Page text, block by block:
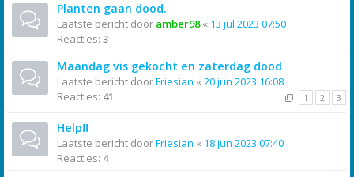
Planten gaan dood.
Laatste bericht door amber98« 13 jul 2023 07:50
Reacties: 3
Maandag vis gekocht en zaterdag dood
Laatste bericht doorFriesian « 20 jun 2023 16:08
Reacties: 41 1 2 3
Help!!
Laatste bericht doorFriesian « 18 jun 2023 07:40
Reacties: 4